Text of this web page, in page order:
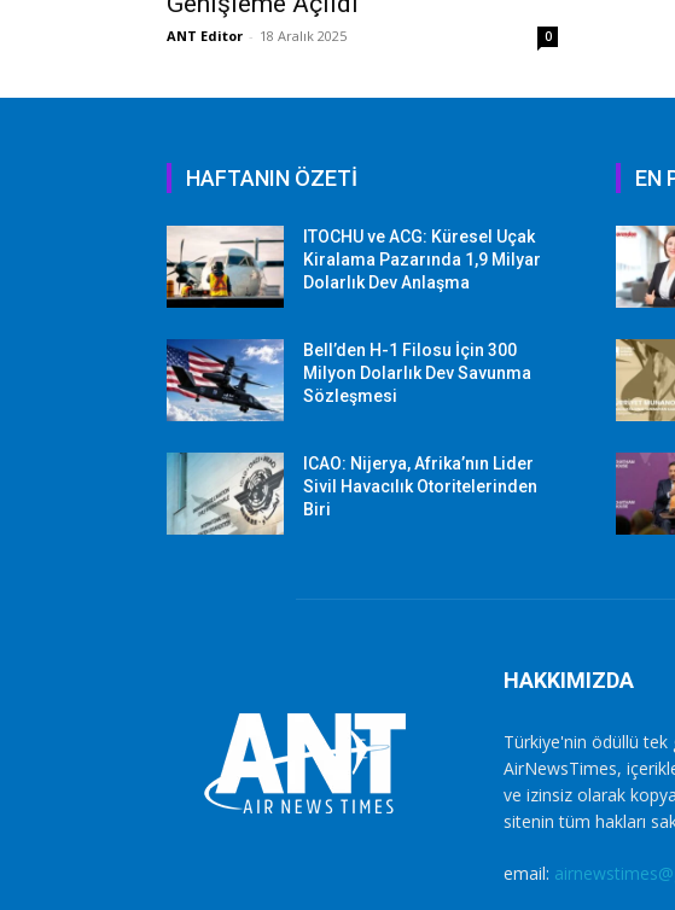
ANT Editor - 18 Aralık 2025 0
HAFTANIN ÖZETİ
ITOCHU ve ACG: Küresel Uçak
Kiralama Pazarında 1,9 Milyar
Dolarlık Dev Anlaşma
Bell’den H-1 Filosu İçin 300
Milyon Dolarlık Dev Savunma
Sözleşmesi
ICAO: Nijerya, Afrika’nın Lider
Sivil Havacılık Otoritelerinden
Biri
EN
HAKKIMIZDA
Türkiye'nin ödüllü tek
AirNewsTimes,
ve izinsiz olarak
sitenin tüm hakları
email: